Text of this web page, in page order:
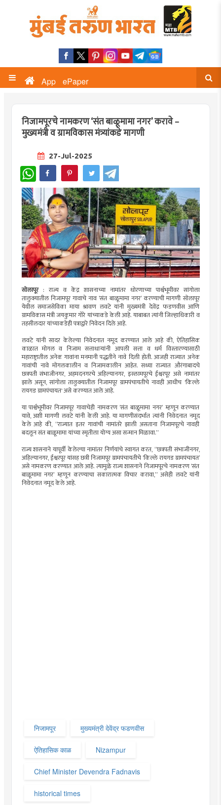
App ePaper
निजामपूरचे नामकरण ‘संत बाळूमामा नगर’ करावे –
मुख्यमंत्री व ग्रामविकास मंत्र्यांकडे मागणी
27-Jul-2025
WhatsApp
सोलापूर : राज्य व केंद्र शासनाच्या नामांतर धोरणाच्या पार्श्वभूमीवर सांगोला
तालुक्यातील निजामपूर गावाचे नाव ‘संत बाळूमामा नगर’ करण्याची मागणी सोलापूर
येथील समाजसेविका माया श्रावण लवटे यांनी मुख्यमंत्री देवेंद्र फडणवीस आणि
ग्रामविकास मंत्री जयकुमार गोरे यांच्याकडे केली आहे. याबाबत त्यांनी जिल्हाधिकारी व
तहसीलदार यांच्याकडेही पत्राद्वारे निवेदन दिले आहे.
लवटे यांनी सादर केलेल्या निवेदनात नमूद करण्यात आले आहे की, ऐतिहासिक
काळात मोगल व निजाम सत्ताधाऱ्यांनी आपली सत्ता व धर्म विस्तारण्यासाठी
महाराष्ट्रातील अनेक गावांना मनमानी पद्धतीने नावे दिली होती. आजही राज्यात अनेक
गावांची नावे मोगलकालीन व निजामकालीन आहेत. सध्या राज्यात औरंगाबादचे
छत्रपती संभाजीनगर, अहमदनगरचे अहिल्यानगर, इस्लामपूरचे ईश्वरपूर असे नामांतर
झाले असून, सांगोला तालुक्यातील निजामपूर ग्रामपंचायतीचे नावही आधीच 'किल्ले
रायगड ग्रामपंचायत' असे करण्यात आले आहे.
या पार्श्वभूमीवर निजामपूर गावाचेही नामकरण ‘संत बाळूमामा नगर’ म्हणून करण्यात
यावे, अशी मागणी लवटे यांनी केली आहे. या मागणीसंदर्भात त्यांनी निवेदनात नमूद
केले आहे की, “राज्यात इतर गावांची नामांतरे झाली असताना निजामपूरचे नावही
बदलून संत बाळूमामा यांच्या स्मृतीला योग्य असा सन्मान मिळावा.”
राज्य शासनाने यापूर्वी केलेल्या नामांतर निर्णयांचे स्वागत करत, “छत्रपती संभाजीनगर,
अहिल्यानगर, ईश्वरपूर यांसह छत्री निजामपूर ग्रामपंचायतीचे ‘किल्ले रायगड ग्रामपंचायत’
असे नामकरण करण्यात आले आहे. त्यामुळे राज्य शासनाने निजामपूरचे नामकरण ‘संत
बाळूमामा नगर’ म्हणून करण्याचा सकारात्मक विचार करावा,” असेही लवटे यांनी
निवेदनात नमूद केले आहे.
निजामपूर मुख्यमंत्री देवेंद्र फडणवीस
ऐतिहासिक काळ Nizampur
Chief Minister Devendra Fadnavis
historical times